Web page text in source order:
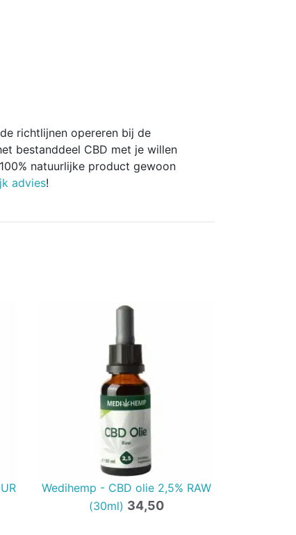
richtlijnen opereren bij de
bestanddeel CBD met je willen
natuurlijke product gewoon
advies!
Wedihemp - CBD olie 2,5% RAW
(30ml) 34,50